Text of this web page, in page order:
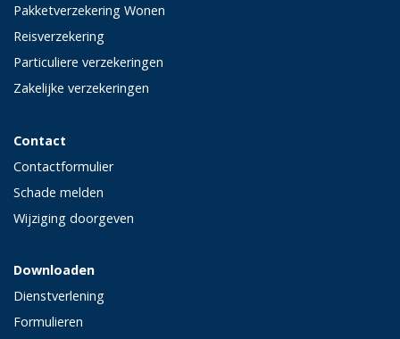
Pakketverzekering Wonen
Reisverzekering
Particuliere verzekeringen
Zakelijke verzekeringen
Contact
Contactformulier
Schade melden
Wijziging doorgeven
Downloaden
Dienstverlening
Formulieren